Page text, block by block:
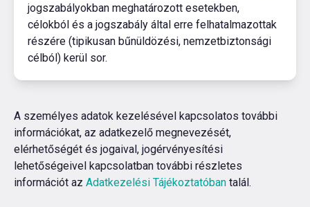
jogszabályokban meghatározott esetekben,
célokból és a jogszabály által erre felhatalmazottak
részére (tipikusan bűnüldözési, nemzetbiztonsági
célból) kerül sor.
A személyes adatok kezelésével kapcsolatos további
információkat, az adatkezelő megnevezését,
elérhetőségét és jogaival, jogérvényesítési
lehetőségeivel kapcsolatban további részletes
információt az Adatkezelési Tájékoztatóban talál.